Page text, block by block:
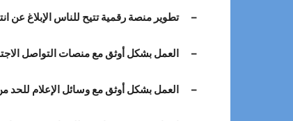
– تطوير منصة رقمية تتيح للناس الإبلاغ عن
– العمل بشكل أوثق مع منصات التواصل
– العمل بشكل أوثق مع وسائل الإعلام للحد من